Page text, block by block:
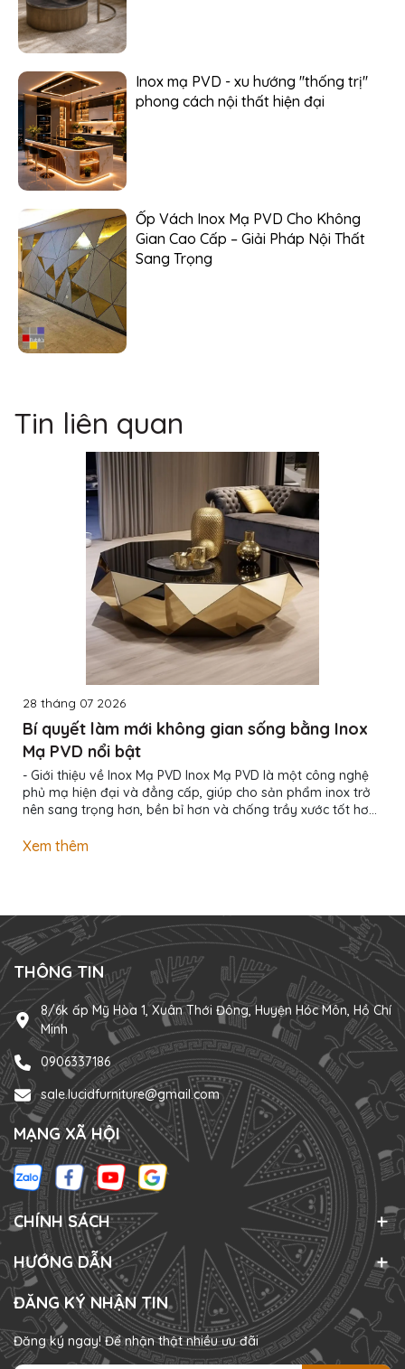
Inox mạ PVD - xu hướng ''thống trị''
phong cách nội thất hiện đại
Ốp Vách Inox Mạ PVD Cho Không
Gian Cao Cấp – Giải Pháp Nội Thất
Sang Trọng
Tin liên quan
28 tháng 07 2026
Bí quyết làm mới không gian sống bằng Inox
Mạ PVD nổi bật
- Giới thiệu về Inox Mạ PVD Inox Mạ PVD là một công nghệ
phủ mạ hiện đại và đẳng cấp, giúp cho sản phẩm inox trở
nên sang trọng hơn, bền bỉ hơn và chống trầy xước tốt hơn.
inox sẽ có thêm các lớp vật liệu kim loại khác như titan,
quanh. Đồng thời,...
Xem thêm
THÔNG TIN
8/6k ấp Mỹ Hòa 1, Xuân Thới Đông, Huyện Hóc Môn, Hồ Chí
Minh
0906337186
sale.lucidfurniture@gmail.com
MẠNG XÃ HỘI
CHÍNH SÁCH
HƯỚNG DẪN
ĐĂNG KÝ NHẬN TIN
Đăng ký ngay! Để nhận thật nhiều ưu đãi